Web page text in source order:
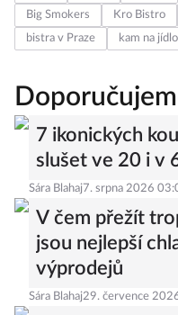
Big Smokers
Kro Bistro
bistra v Praze
kam na
7 ikonických
slušet ve 20 i v
Sára Blahaj 7. srpna 2026
V čem přežít
jsou nejlepší
výprodejů
Sára Blahaj29. července